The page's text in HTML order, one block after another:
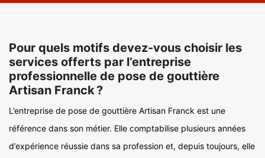
Pour quels motifs devez-vous choisir les
services offerts par l’entreprise
professionnelle de pose de gouttière
Artisan Franck ?
L’entreprise de pose de gouttière Artisan Franck est une
référence dans son métier. Elle comptabilise plusieurs années
d’expérience réussie dans sa profession et, depuis toujours, elle